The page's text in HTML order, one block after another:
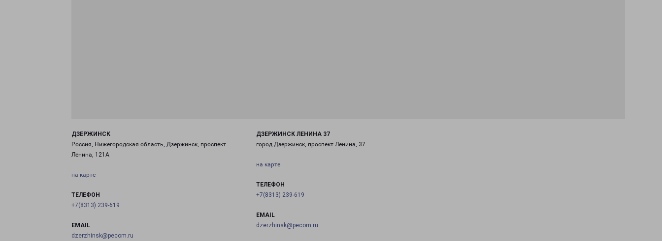
ДЗЕРЖИНСК
Россия, Нижегородская область, Дзержинск, проспект
Ленина, 121А
на карте
ТЕЛЕФОН
+7(8313) 239-619
EMAIL
dzerzhinsk@pecom.ru
ДЗЕРЖИНСК ЛЕНИНА 37
город Дзержинск, проспект Ленина, 37
на карте
ТЕЛЕФОН
+7(8313) 239-619
EMAIL
dzerzhinsk@pecom.ru